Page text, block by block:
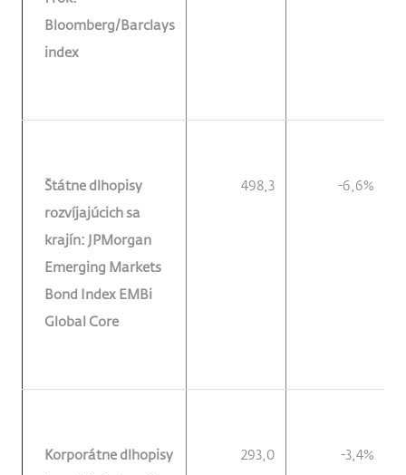
Bloomberg/Barclays
index
Štátne dlhopisy
rozvíjajúcich sa
krajín: JPMorgan
Emerging Markets
Bond Index EMBi
Global Core
498,3 -6,6%
Korporátne dlhopisy
293,0 -3,4%